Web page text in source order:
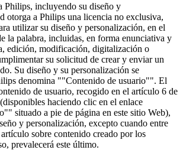
Philips, incluyendo su diseño y
otorga a Philips una licencia no exclusiva,
utilizar su diseño y personalización, en el
la palabra, incluidas, en forma enunciativa y
edición, modificación, digitalización o
su solicitud de crear y enviar un
Su diseño y su personalización se
denomina ""Contenido de usuario"". El
de usuario, recogido en el artículo 6 de
haciendo clic en el enlace
situado a pie de página en este sitio Web),
y personalización, excepto cuando entre
sobre contenido creado por los
prevalecerá este último.